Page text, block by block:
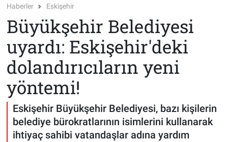
Haberler Eskişehir
Büyükşehir Belediyesi
uyardı: Eskişehir'deki
dolandırıcıların yeni
yöntemi!
Eskişehir Büyükşehir Belediyesi, bazı kişilerin
belediye bürokratlarının isimlerini kullanarak
ihtiyaç sahibi vatandaşlar adına yardım
DÜNYA
SAĞLIK
MAGAZİN
KADIN
TEKNOLOJİ
Eskişehir Namaz Vakitleri
Eskişehir Trafik Yoğunluk Haritası
Süper Lig Puan Durumu ve Fikstür
Tüm Manşetler
Son Dakika Haberleri